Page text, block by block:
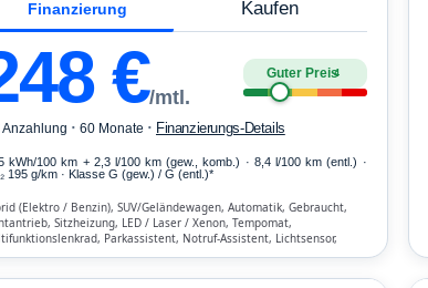
Finanzierung Kaufen
€/mtl.
Guter Preis4
Anzahlung · 60 Monate · Finanzierungs-Details
kWh/100 km + 2,3 l/100 km (gew., komb.) · 8,4 l/100 km (entl.) ·
195 g/km · Klasse G (gew.) / G (entl.)*
(Elektro / Benzin), SUV/Geländewagen, Automatik, Gebraucht,
Sitzheizung, LED / Laser / Xenon, Tempomat,
Parkassistent, Notruf-Assistent, Lichtsensor,